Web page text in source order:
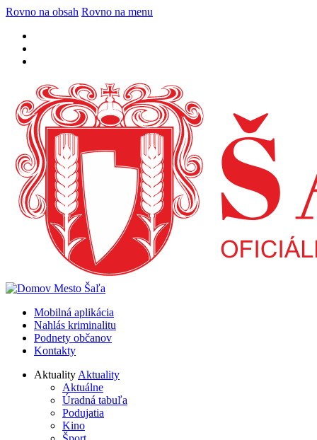
Rovno na obsah Rovno na menu
Mobilná aplikácia
Nahlás kriminalitu
Podnety občanov
Kontakty
AktualityAktuality
Aktuálne
Úradná tabuľa
Podujatia
Kino